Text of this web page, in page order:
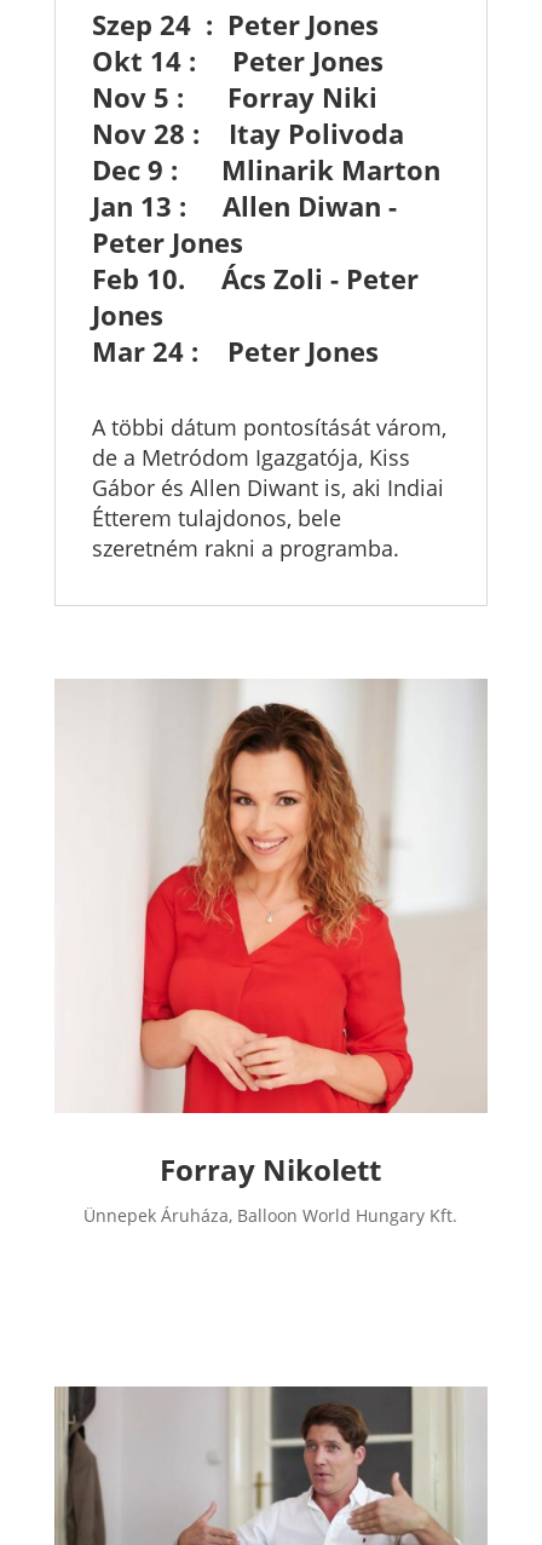
Szep 24 : Peter Jones
Okt 14 : Peter Jones
Nov 5 : Forray Niki
Nov 28 : Itay Polivoda
Dec 9 : Mlinarik Marton
Jan 13 : Allen Diwan -
Peter Jones
Feb 10. Ács Zoli - Peter
Jones
Mar 24 : Peter Jones
A többi dátum pontosítását várom,
de a Metródom Igazgatója, Kiss
Gábor és Allen Diwant is, aki Indiai
Étterem tulajdonos, bele
szeretném rakni a programba.
Forray Nikolett
Ünnepek Áruháza, Balloon World Hungary Kft.